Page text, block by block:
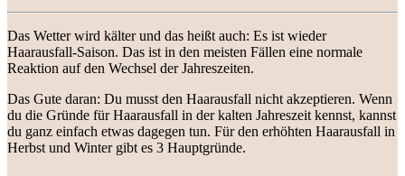
Das Wetter wird kälter und das heißt auch: Es ist wieder
Haarausfall-Saison. Das ist in den meisten Fällen eine normale
Reaktion auf den Wechsel der Jahreszeiten.
Das Gute daran: Du musst den Haarausfall nicht akzeptieren. Wenn
du die Gründe für Haarausfall in der kalten Jahreszeit kennst, kannst
du ganz einfach etwas dagegen tun. Für den erhöhten Haarausfall in
Herbst und Winter gibt es 3 Hauptgründe.